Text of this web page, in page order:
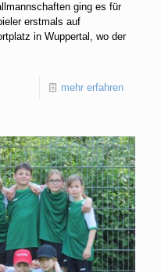
ging es für
erstmals auf
in Wuppertal, wo der
mehr erfahren